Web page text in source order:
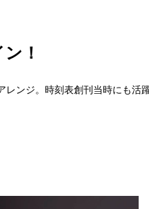
！
ンジ。時刻表創刊当時にも活